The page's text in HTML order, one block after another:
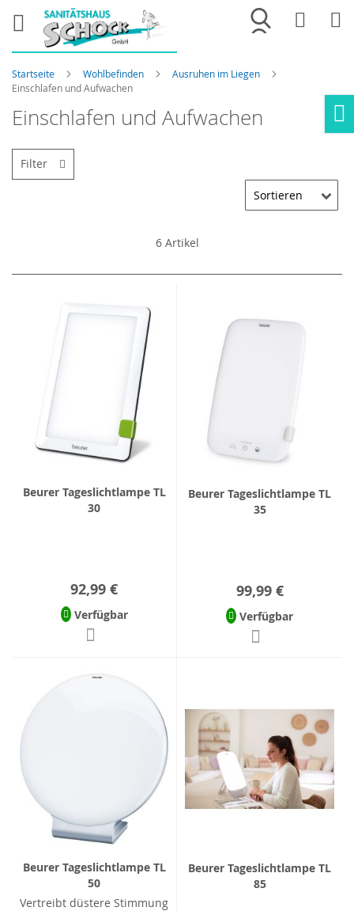
Merkliste
Startseite Wohlbefinden
Ausruhen im Liegen
Einschlafen und Aufwachen
Einschlafen und Aufwachen
6Artikel
Beurer Tageslichtlampe TL
30
92,99 €
Verfügbar
Beurer Tageslichtlampe TL
35
99,99 €
Verfügbar
Beurer Tageslichtlampe TL
50
Vertreibt düstere Stimmung
Beurer Tageslichtlampe TL
85
Filter